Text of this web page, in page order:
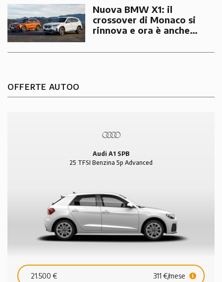
Nuova BMW X1: il
crossover di Monaco si
rinnova e ora è anche
punta su sportività e
OFFERTE AUTOO
Audi A1 SPB
25 TFSI Benzina 5p Advanced
21.500 € 311 €/mese